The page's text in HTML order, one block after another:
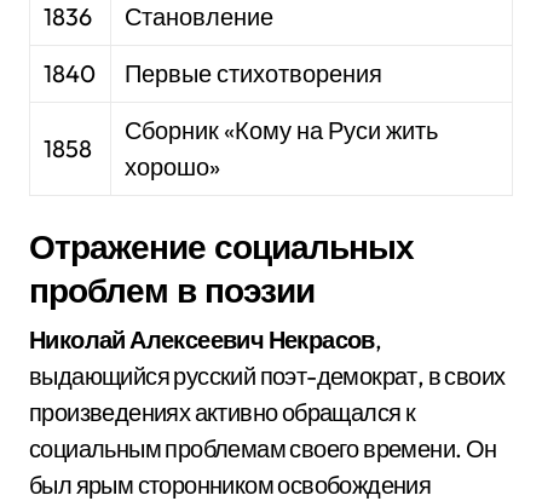
1836
Становление
1840
Первые стихотворения
1858
Сборник «Кому на Руси жить
хорошо»
Отражение социальных
проблем в поэзии
Николай Алексеевич Некрасов,
выдающийся русский поэт-демократ, в своих
произведениях активно обращался к
социальным проблемам своего времени. Он
был ярым сторонником освобождения